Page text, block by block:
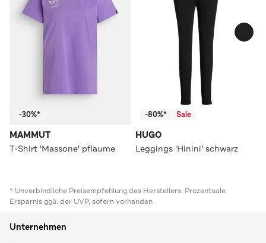
-30%*
MAMMUT
T-Shirt 'Massone' pflaume
-80%* Sale
HUGO
Leggings 'Hinini' schwarz
* Unverbindliche Preisempfehlung des Herstellers. Prozentuale
Ersparnis ggü. der UVP, sofern vorhanden
Unternehmen